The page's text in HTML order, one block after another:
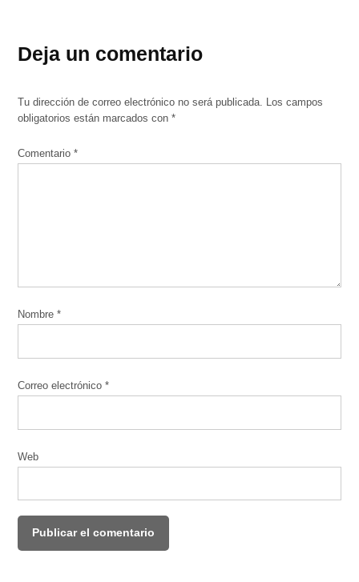
Deja un comentario
Tu dirección de correo electrónico no será publicada. Los campos
obligatorios están marcados con*
Comentario*
Nombre*
Correo electrónico*
Web